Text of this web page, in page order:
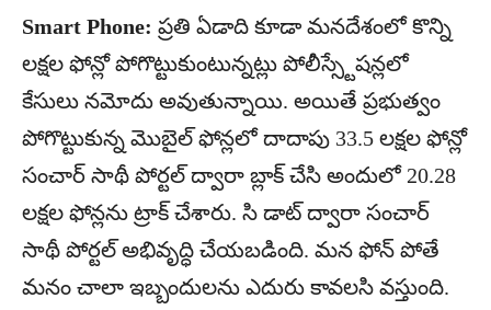
Smart Phone: ప్రతి ఏడాది కూడా మనదేశంలో కొన్ని
లక్షల ఫోన్లో పోగొట్టుకుంటున్నట్లు పోలీస్స్టేషన్లలో
కేసులు నమోదు అవుతున్నాయి. అయితే ప్రభుత్వం
పోగొట్టుకున్న మొబైల్ ఫోన్లలో దాదాపు 33.5 లక్షల ఫోన్లో
సంచార్ సాథీ పోర్టల్ ద్వారా బ్లాక్ చేసి అందులో 20.28
లక్షల ఫోన్లను ట్రాక్ చేశారు. సి డాట్ ద్వారా సంచార్
సాథీ పోర్టల్ అభివృద్ధి చేయబడింది. మన ఫోన్ పోతే
మనం చాలా ఇబ్బందులను ఎదురు కావలసి వస్తుంది.